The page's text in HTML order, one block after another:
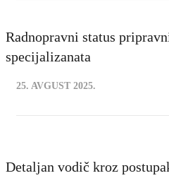
Radnopravni status
specijalizanata
25. AVGUST 2025.
Detaljan vodič kroz